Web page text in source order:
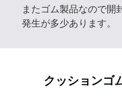
またゴム製品なので開
発生が多少あります。
クッションゴ